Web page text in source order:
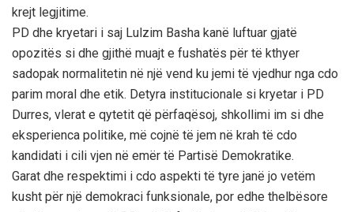
krejt legjitime.
PD dhe kryetari i saj Lulzim Basha kanë luftuar gjatë
opozitës si dhe gjithë muajt e fushatës për të kthyer
sadopak normalitetin në një vend ku jemi të vjedhur nga cdo
parim moral dhe etik. Detyra institucionale si kryetar i PD
Durres, vlerat e qytetit që përfaqësoj, shkollimi im si dhe
eksperienca politike, më cojnë të jem në krah të cdo
kandidati i cili vjen në emër të Partisë Demokratike.
Garat dhe respektimi i cdo aspekti të tyre janë jo vetëm
kusht për një demokraci funksionale, por edhe thelbësore